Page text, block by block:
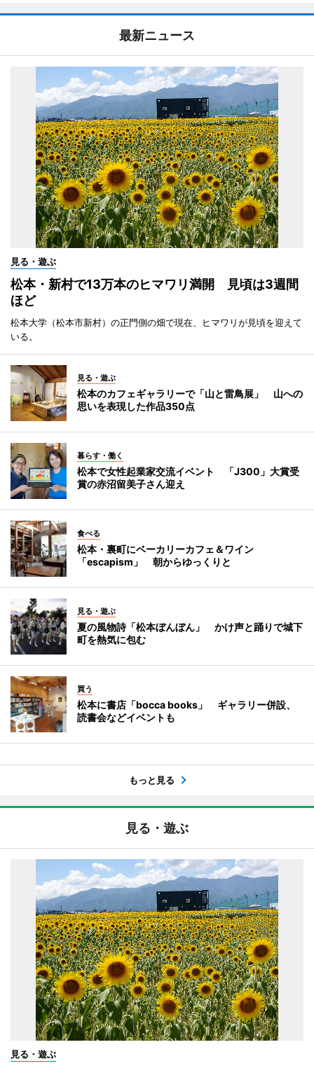
最新ニュース
見る・遊ぶ
松本・新村で13万本のヒマワリ満開 見頃は3週間
ほど
松本大学（松本市新村）の正門側の畑で現在、ヒマワリが見頃を迎えて
いる。
見る・遊ぶ
松本のカフェギャラリーで「山と雷鳥展」 山への
思いを表現した作品350点
暮らす・働く
松本で女性起業家交流イベント 「J300」大賞受
賞の赤沼留美子さん迎え
食べる
松本・裏町にベーカリーカフェ＆ワイン
「escapism」 朝からゆっくりと
見る・遊ぶ
夏の風物詩「松本ぼんぼん」 かけ声と踊りで城下
町を熱気に包む
買う
松本に書店「bocca books」 ギャラリー併設、
読書会などイベントも
もっと見る
見る・遊ぶ
見る・遊ぶ